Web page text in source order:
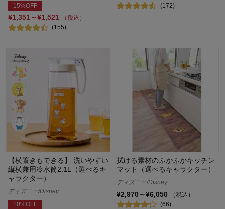
15%OFF
¥1,351～¥1,521
（税込）
(155)
(172)
【横置きもできる】 洗いやすい
縦横兼用冷水筒2.1L（選べるキ
ャラクター）
ディズニー/Disney
10%OFF
拭ける素材のふかふかキッチン
マット（選べるキャラクター）
ディズニー/Disney
¥2,970～¥6,050
（税込）
(66)